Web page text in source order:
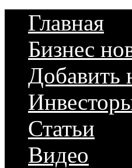
Главная
Бизнес
Добавить
Статьи
Видео